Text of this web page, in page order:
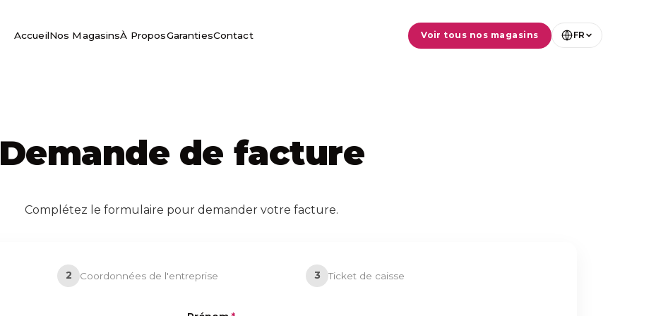
AccueilNos MagasinsÀ ProposGarantiesContact Voir tous nos magasins FR
Demande de facture
Complétez le formulaire pour demander votre facture.
2 Coordonnées de l'entreprise 3 Ticket de caisse